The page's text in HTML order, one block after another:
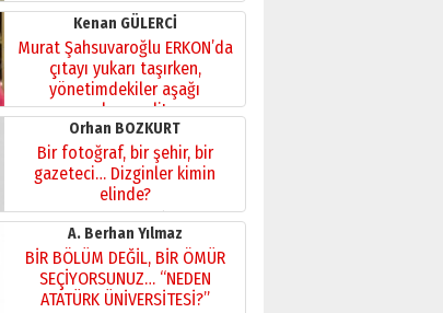
Kenan GÜLERCİ
Murat Şahsuvaroğlu ERKON’da
çıtayı yukarı taşırken,
yönetimdekiler aşağı
çekmemeli!
17 Şubat 2026 SalıOrhan BOZKURT
Bir fotoğraf, bir şehir, bir
gazeteci… Dizginler kimin
elinde?
31 Mart 2026 Salı
A. Berhan Yılmaz
BİR BÖLÜM DEĞİL, BİR ÖMÜR
SEÇİYORSUNUZ… “NEDEN
ATATÜRK ÜNİVERSİTESİ?”